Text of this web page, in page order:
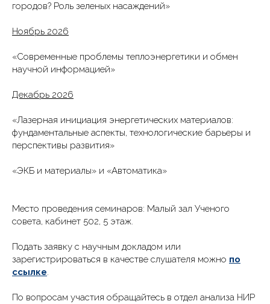
городов? Роль зеленых насаждений»
Ноябрь 2026
«Современные проблемы теплоэнергетики и обмен
научной информацией»
Декабрь 2026
«Лазерная инициация энергетических материалов:
фундаментальные аспекты, технологические барьеры и
перспективы развития»
«ЭКБ и материалы» и «Автоматика»
Место проведения семинаров: Малый зал Ученого
совета, кабинет 502, 5 этаж.
Подать заявку с научным докладом или
зарегистрироваться в качестве слушателя можно по
ссылке.
По вопросам участия обращайтесь в отдел анализа НИР